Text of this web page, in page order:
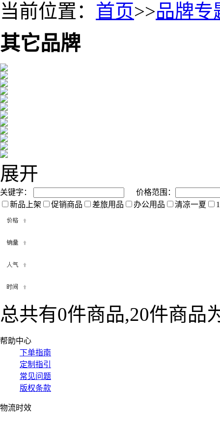
当前位置： 首页>>品牌专
其它品牌
展开
关键字：
价格范围：
新品上架
促销商品 差旅用品 办公用品 清凉一夏
总共有0件商品,20件商品
帮助中心
下单指南
定制指引
常见问题
版权条款
物流时效